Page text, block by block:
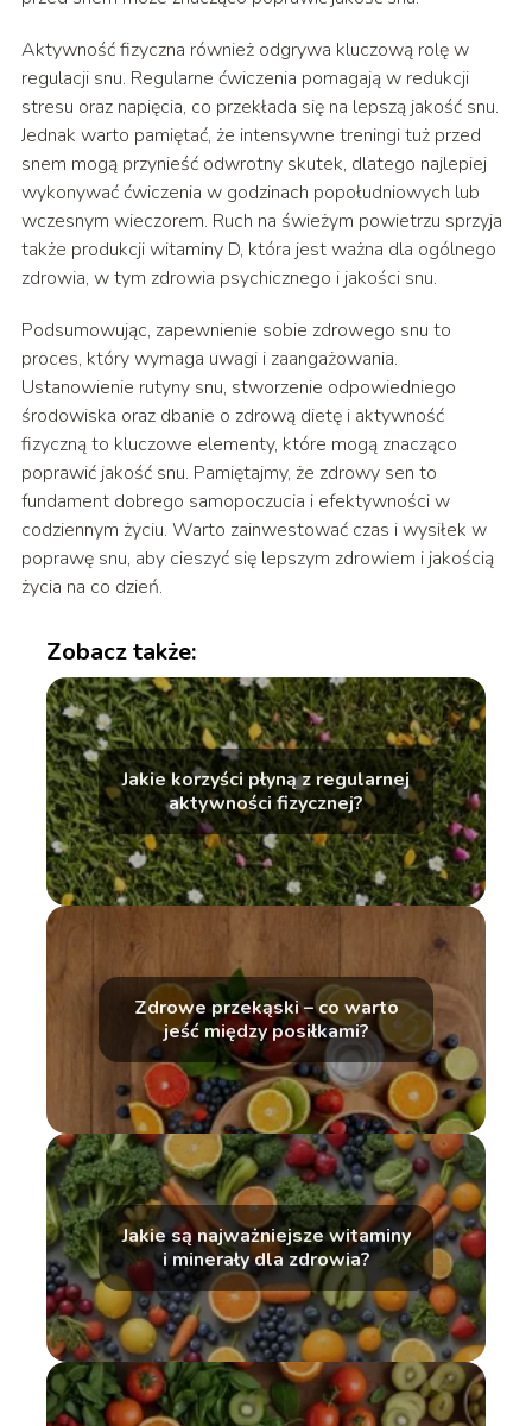
Aktywność fizyczna również odgrywa kluczową rolę w
regulacji snu. Regularne ćwiczenia pomagają w redukcji
stresu oraz napięcia, co przekłada się na lepszą jakość snu.
Jednak warto pamiętać, że intensywne treningi tuż przed
snem mogą przynieść odwrotny skutek, dlatego najlepiej
wykonywać ćwiczenia w godzinach popołudniowych lub
wczesnym wieczorem. Ruch na świeżym powietrzu sprzyja
także produkcji witaminy D, która jest ważna dla ogólnego
zdrowia, w tym zdrowia psychicznego i jakości snu.
Podsumowując, zapewnienie sobie zdrowego snu to
proces, który wymaga uwagi i zaangażowania.
Ustanowienie rutyny snu, stworzenie odpowiedniego
środowiska oraz dbanie o zdrową dietę i aktywność
fizyczną to kluczowe elementy, które mogą znacząco
poprawić jakość snu. Pamiętajmy, że zdrowy sen to
fundament dobrego samopoczucia i efektywności w
codziennym życiu. Warto zainwestować czas i wysiłek w
poprawę snu, aby cieszyć się lepszym zdrowiem i jakością
życia na co dzień.
Zobacz także:
Jakie korzyści płyną z regularnej
aktywności fizycznej?
Zdrowe przekąski – co warto
jeść między posiłkami?
Jakie są najważniejsze witaminy
i minerały dla zdrowia?